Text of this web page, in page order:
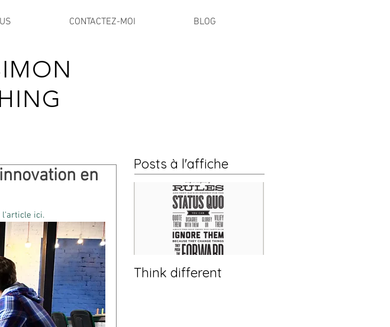
CONTACTEZ-MOI BLOG
en
l'article ici.
Posts à l'affiche
Think different